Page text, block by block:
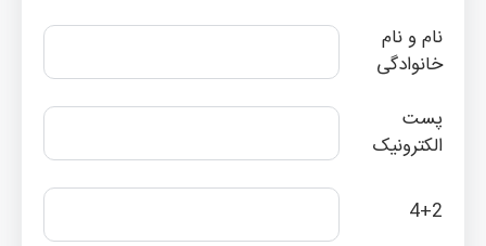
نام و نام
خانوادگی
پست
الکترونیک
4+2